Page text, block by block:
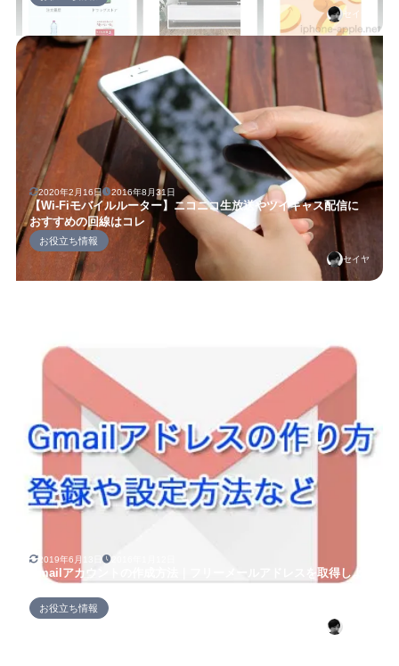
セイヤ
2020年2月16日 2016年8月31日
【Wi-Fiモバイルルーター】ニコニコ生放送やツイキャス配信に
おすすめの回線はコレ
お役立ち情報
セイヤ
2019年6月13日 2016年1月12日
Gmailアカウントの作成方法｜フリーメールアドレスを取得しよ
お役立ち情報